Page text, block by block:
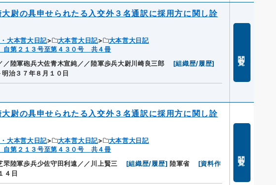
の具申せられたる入交外３名通訳に採用方に関し詮
大本営大日記 大本営大日記
大本営大日記
第２１３号至第４３０号 共４冊
／陸軍砲兵大佐青木宣純／／陸軍歩兵大尉川崎良三郎 [組織歴/履歴]
治３７年８月１０日
の具申せられたる入交外３名通訳に採用方に関し詮
大本営大日記 大本営大日記
大本営大日記
第２１３号至第４３０号 共４冊
罘陸軍歩兵少佐守田利遠／／川上賢三 [組織歴/履歴] 陸軍省 [資料作
４日